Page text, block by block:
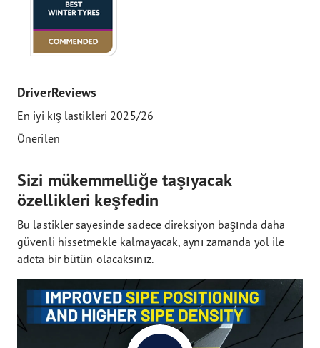
DriverReviews
En iyi kış lastikleri 2025/26
Önerilen
Sizi mükemmelliğe taşıyacak
özellikleri keşfedin
Bu lastikler sayesinde sadece direksiyon başında daha
güvenli hissetmekle kalmayacak, aynı zamanda yol ile
adeta bir bütün olacaksınız.